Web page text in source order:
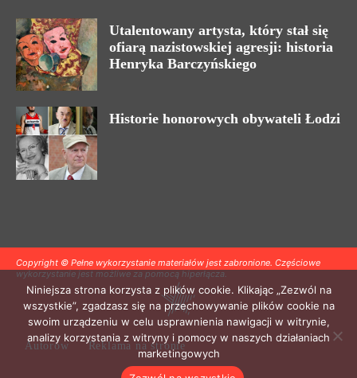
Utalentowany artysta, który stał się
ofiarą nazistowskiej agresji: historia
Henryka Barczyńskiego
Historie honorowych obywateli Łodzi
Copyright © Pełne wykorzystanie materiałów jest zabronione. Częściowe
wykorzystanie jest możliwe za pomocą hiperłącza.
Autorów Reklama na stronie
Niniejsza strona korzysta z plików cookie. Klikając „Zezwól na
wszystkie”, zgadzasz się na przechowywanie plików cookie na
swoim urządzeniu w celu usprawnienia nawigacji w witrynie,
analizy korzystania z witryny i pomocy w naszych działaniach
marketingowych